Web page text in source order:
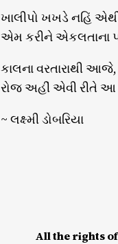
ખાલીપો ખખડે નહિં
એમ કરીને એકલતાના
કાલના વરતારાથી
રોજ અહીં એવી રીતે આ
~ લક્ષ્મી ડોબરિયા
All the rights